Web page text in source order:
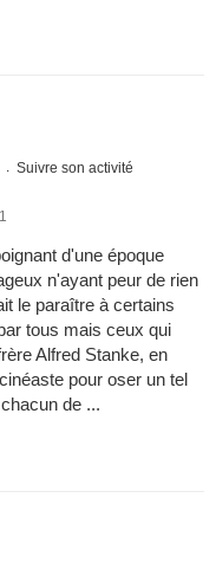
Suivre son activité
d'une époque
n'ayant peur de rien
le paraître à certains
tous mais ceux qui
Alfred Stanke, en
pour oser un tel
de ...